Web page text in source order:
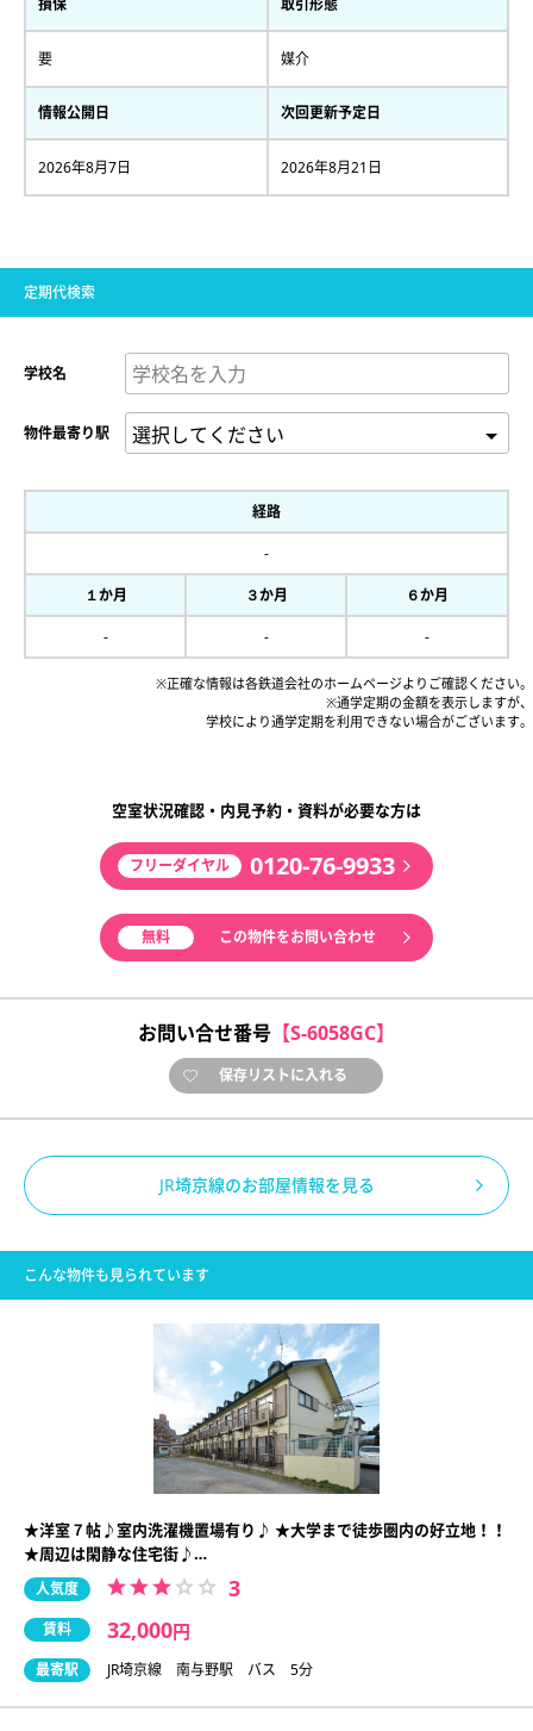
損保
要
取引形態
媒介
情報公開日
2026年8月7日
次回更新予定日
2026年8月21日
定期代検索
学校名
物件最寄り駅
経路
-
１か月 ３か月 ６か月
- - -
※正確な情報は各鉄道会社のホームページよりご確認ください。
※通学定期の金額を表示しますが、
学校により通学定期を利用できない場合がございます。
空室状況確認・内見予約・資料が必要な方は
フリーダイヤル 0120-76-9933
無料 この物件をお問い合わせ
お問い合せ番号 【S-6058GC】
保存リストに入れる
JR埼京線のお部屋情報を見る
こんな物件も見られています
★洋室７帖♪室内洗濯機置場有り♪ ★大学まで徒歩圏内の好立地！！
★周辺は閑静な住宅街♪…
人気度 3
賃料 32,000円
最寄駅 JR埼京線 南与野駅 バス 5分